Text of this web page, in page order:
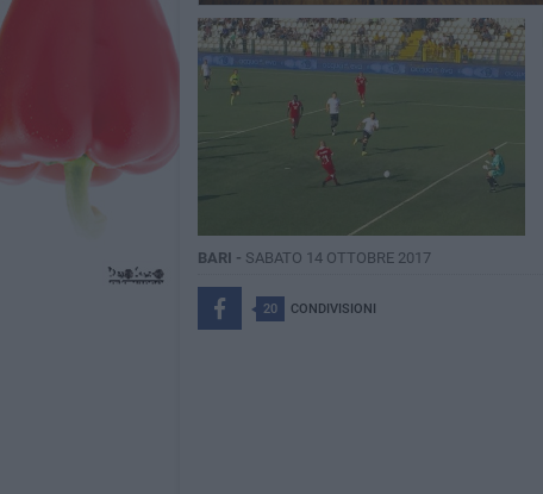
BARI - SABATO 14 OTTOBRE 2017
20 CONDIVISIONI